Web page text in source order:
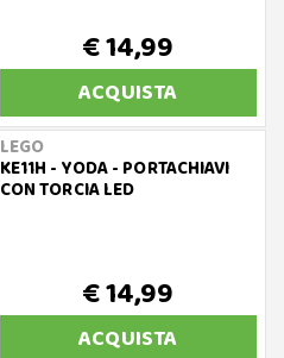
€ 14,99
ACQUISTA
LEGO
KE11H - YODA - PORTACHIAVI
CON TORCIA LED
€ 14,99
ACQUISTA